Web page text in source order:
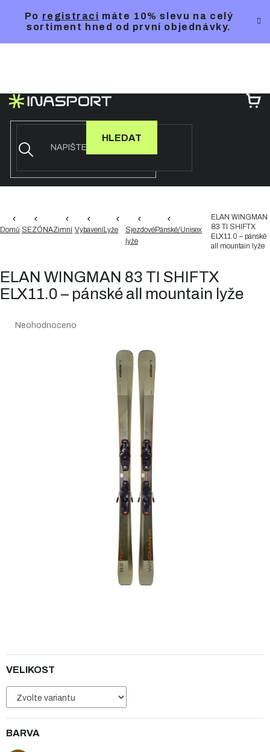
Po registraci máte 10% slevu na celý
sortiment hned od první objednávky.
HLEDAT
Domů SEZÓNAZimní VybaveníLyže
Sjezdové
lyže
Pánské/Unisex
ELAN WINGMAN
83 TI SHIFTX
ELX11.0 – pánské
all mountain lyže
ELAN WINGMAN 83 TI SHIFTX
ELX11.0 – pánské all mountain lyže
Průměrné
Neohodnoceno
VELIKOST
BARVA